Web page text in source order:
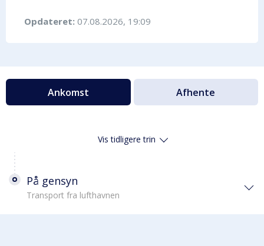
Opdateret: 07.08.2026, 19:09
Ankomst Afhente
Vis tidligere trin
På gensyn
Transport fra lufthavnen